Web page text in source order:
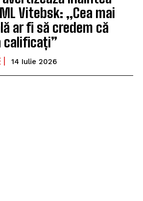
Vitebsk: „Cea mai
ar fi să credem că
calificați”
14 Iulie 2026